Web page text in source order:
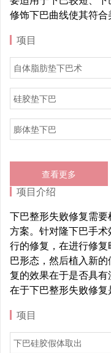
修饰下巴曲线使其符合
项目
自体脂肪垫下巴术
硅胶垫下巴
膨体垫下巴
查看更多
项目介绍
下巴整形失败修复需
方案。针对隆下巴手
行的修复，在进行修
巴形态，然后植入新
复的效果在于是否具
在于下巴整形失败修复
项目
下巴硅胶假体取出